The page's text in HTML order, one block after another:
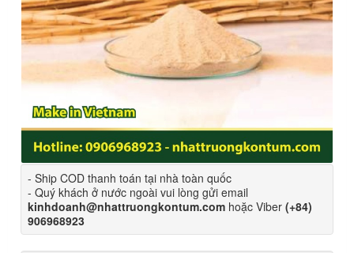
- Ship COD thanh toán tại nhà toàn quốc
- Quý khách ở nước ngoài vui lòng gửi email
kinhdoanh@nhattruongkontum.com hoặc Viber (+84)
906968923